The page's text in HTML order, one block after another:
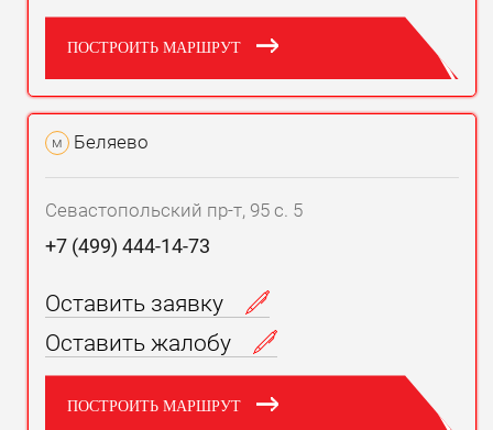
ПОСТРОИТЬ МАРШРУТ
м Беляево
Севастопольский пр-т, 95 с. 5
+7 (499) 444-14-73
Оставить заявку
Оставить жалобу
ПОСТРОИТЬ МАРШРУТ